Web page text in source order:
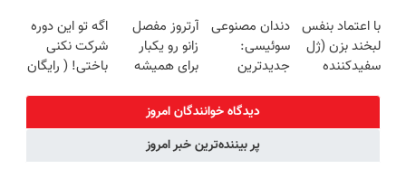
رسیدن |
ثبت‌‌نام رایگان
آموزش رایگان
میلیاردی)
با اعتماد بنفس
لبخند بزن (ژل
سفیدکننده
دندان مصنوعی
سوئیسی:
جدیدترین
سبک و مقاوم |
پرداخت قسطی
آرتروز مفصل
زانو رو یکبار
برای همیشه
◗پرسش‌نامه◖
اگه تو این دوره
شرکت نکنی
باختی! ( رایگان
دیدگاه خوانندگان امروز
پر بیننده‌ترین خبر امروز